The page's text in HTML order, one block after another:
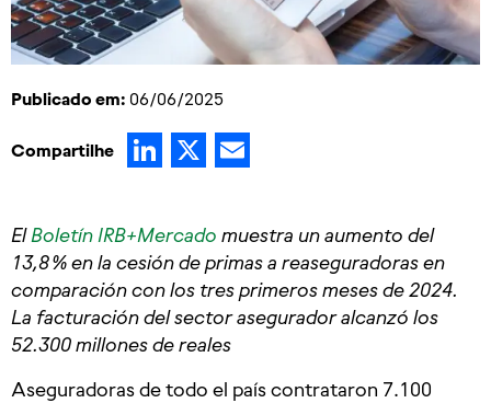
Publicado em: 06/06/2025
Compartilhe LinkedIn
X
ElBoletín IRB+Mercado muestra un aumento del
13,8 % en la cesión de primas a reaseguradoras en
comparación con los tres primeros meses de 2024.
La facturación del sector asegurador alcanzó los
52.300 millones de reales
Aseguradoras de todo el país contrataron 7.100